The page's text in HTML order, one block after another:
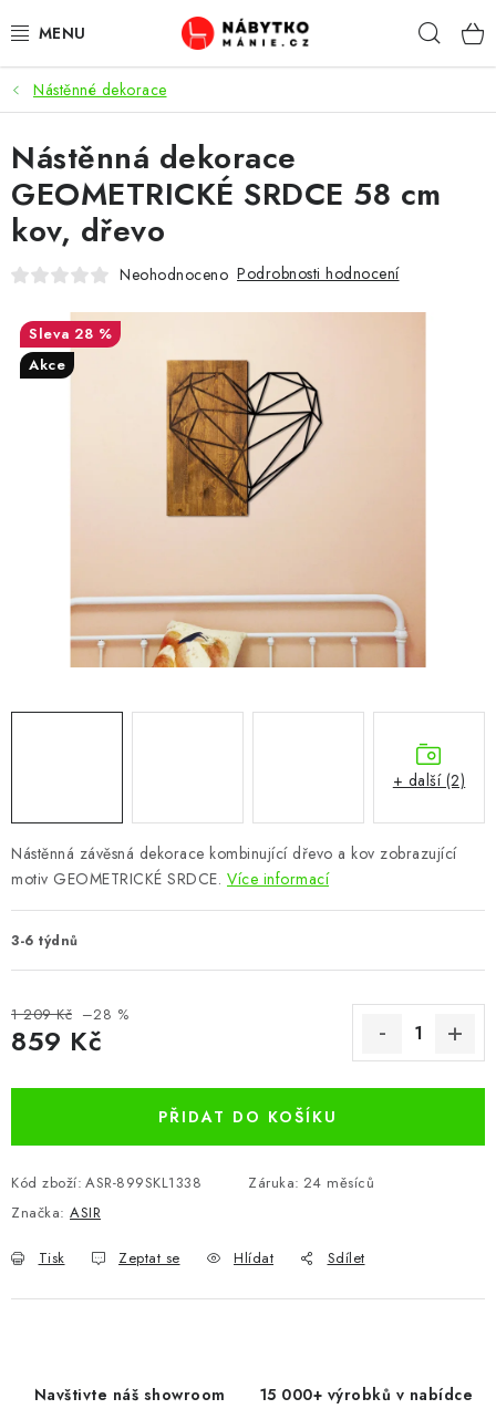
na
OBÝVACÍ POKOJ
KUCHYŇ A JÍDELNA
LOŽNICE
DĚTSKÝ POKOJ
KANCELÁŘ / PRACOVNA
KOUPELNA A WC
CHOVATELSKÉ POTŘEBY
ZAHRADA
OSTATNÍ
Vše o nákupu Info
Reklamace a odstoupení od smlouvy
Kontakty
Bonusový program NBM+ Blog
Nástěnné dekorace
Nástěnná závěsná dekorace kombinující dřevo a kov zobrazující
motiv GEOMETRICKÉ SRDCE. Více informací
3-6 týdnů
1 209 Kč –28 %
859 Kč
PŘIDAT DO KOŠÍKU
Kód zboží: ASR-899SKL1338 Záruka: 24 měsíců
Značka: ASIR
Tisk Zeptat se Hlídat Sdílet
Nástěnná dekorace
GEOMETRICKÉ SRDCE 58 cm
kov, dřevo
Neohodnoceno Podrobnosti hodnocení
28 %
Akce
+ další (2)
Navštivte náš showroom 15 000+ výrobků v nabídce